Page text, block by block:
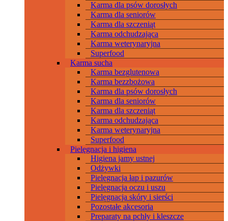
Karma dla psów dorosłych
Karma dla seniorów
Karma dla szczeniąt
Karma odchudzająca
Karma weterynaryjna
Superfood
Karma sucha
Karma bezglutenowa
Karma bezzbożowa
Karma dla psów dorosłych
Karma dla seniorów
Karma dla szczeniąt
Karma odchudzająca
Karma weterynaryjna
Superfood
Pielęgnacja i higiena
Higiena jamy ustnej
Odżywki
Pielęgnacja łap i pazurów
Pielęgnacja oczu i uszu
Pielęgnacja skóry i sierści
Pozostałe akcesoria
Preparaty na pchły i kleszcze